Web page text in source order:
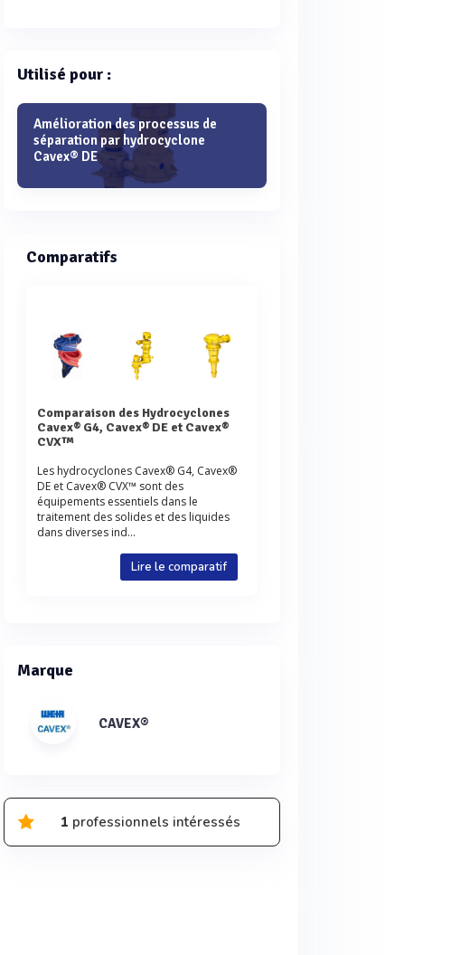
Utilisé pour :
Amélioration des processus de
séparation par hydrocyclone
Cavex® DE
Comparatifs
Comparaison des Hydrocyclones
Cavex® G4, Cavex® DE et Cavex®
CVX™
Les hydrocyclones Cavex® G4, Cavex®
DE et Cavex® CVX™ sont des
équipements essentiels dans le
traitement des solides et des liquides
dans diverses ind...
Lire le comparatif
Marque
CAVEX®
1 professionnels intéressés